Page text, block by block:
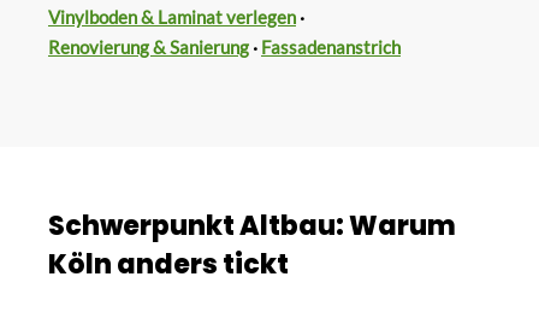
Vinylboden & Laminat verlegen ·
Renovierung & Sanierung · Fassadenanstrich
Schwerpunkt Altbau: Warum
Köln anders tickt